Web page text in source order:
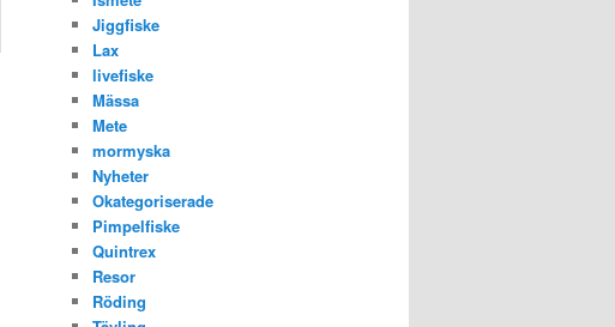
Jiggfiske
Lax
livefiske
Mässa
Mete
mormyska
Nyheter
Okategoriserade
Pimpelfiske
Quintrex
Resor
Röding